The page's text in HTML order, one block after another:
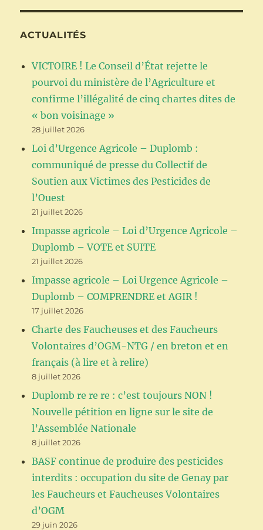
ACTUALITÉS
VICTOIRE ! Le Conseil d’État rejette le
pourvoi du ministère de l’Agriculture et
confirme l’illégalité de cinq chartes dites de
« bon voisinage »
28 juillet 2026
Loi d’Urgence Agricole – Duplomb :
communiqué de presse du Collectif de
Soutien aux Victimes des Pesticides de
l’Ouest
21 juillet 2026
Impasse agricole – Loi d’Urgence Agricole –
Duplomb – VOTE et SUITE
21 juillet 2026
Impasse agricole – Loi Urgence Agricole –
Duplomb – COMPRENDRE et AGIR !
17 juillet 2026
Charte des Faucheuses et des Faucheurs
Volontaires d’OGM-NTG / en breton et en
français (à lire et à relire)
8 juillet 2026
Duplomb re re re : c’est toujours NON !
Nouvelle pétition en ligne sur le site de
l’Assemblée Nationale
8 juillet 2026
BASF continue de produire des pesticides
interdits : occupation du site de Genay par
les Faucheurs et Faucheuses Volontaires
d’OGM
29 juin 2026